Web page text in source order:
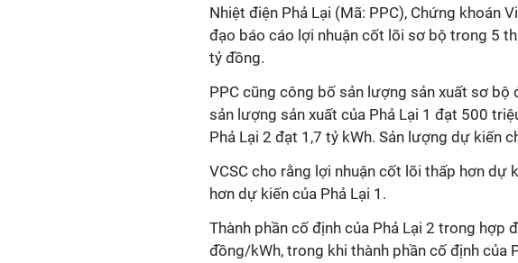
Nhiệt điện Phả Lại (Mã: PPC), Chứng khoán
đạo báo cáo lợi nhuận cốt lõi sơ bộ trong 5
tỷ đồng.
PPC cũng công bố sản lượng sản xuất sơ bộ
sản lượng sản xuất của Phả Lại 1 đạt 500
Phả Lại 2 đạt 1,7 tỷ kWh. Sản lượng dự kiến
VCSC cho rằng lợi nhuận cốt lõi thấp hơn dự
hơn dự kiến của Phả Lại 1.
Thành phần cố định của Phả Lại 2 trong hợp
đồng/kWh, trong khi thành phần cố định của